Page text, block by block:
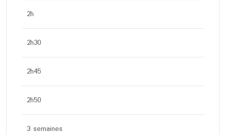
2h
2h30
2h45
2h50
3 semaines